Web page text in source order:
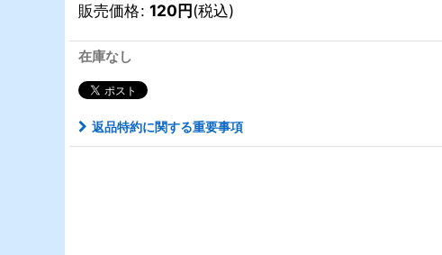
販売価格: 120円(税込)
在庫なし
返品特約に関する重要事項